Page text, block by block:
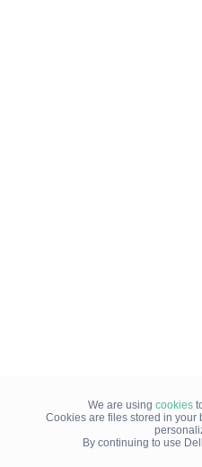
We are using cookies
Cookies are files stored in your
By continuing to use